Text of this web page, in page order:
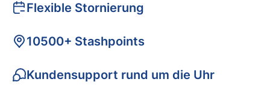
Flexible Stornierung
10500+ Stashpoints
Kundensupport rund um die Uhr